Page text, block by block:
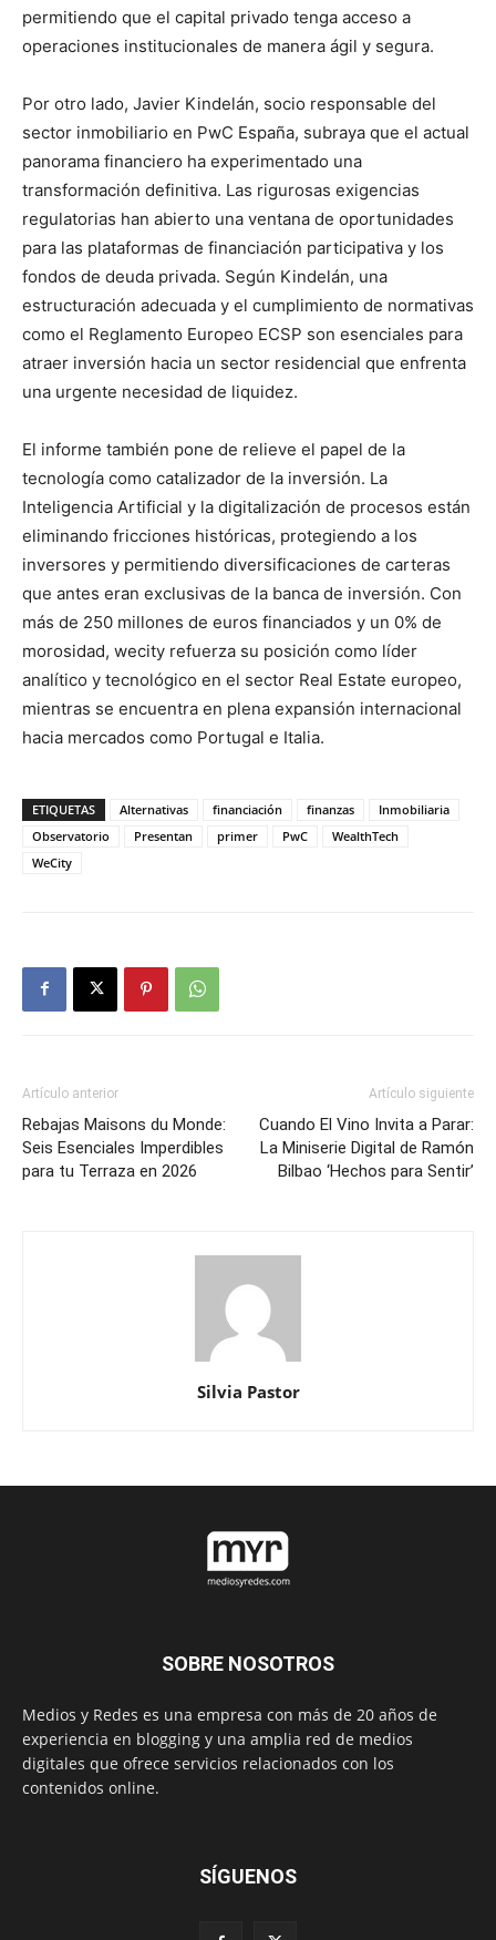
permitiendo que el capital privado tenga acceso a
operaciones institucionales de manera ágil y segura.
Por otro lado, Javier Kindelán, socio responsable del
sector inmobiliario en PwC España, subraya que el actual
panorama financiero ha experimentado una
transformación definitiva. Las rigurosas exigencias
regulatorias han abierto una ventana de oportunidades
para las plataformas de financiación participativa y los
fondos de deuda privada. Según Kindelán, una
estructuración adecuada y el cumplimiento de normativas
como el Reglamento Europeo ECSP son esenciales para
atraer inversión hacia un sector residencial que enfrenta
una urgente necesidad de liquidez.
El informe también pone de relieve el papel de la
tecnología como catalizador de la inversión. La
Inteligencia Artificial y la digitalización de procesos están
eliminando fricciones históricas, protegiendo a los
inversores y permitiendo diversificaciones de carteras
que antes eran exclusivas de la banca de inversión. Con
más de 250 millones de euros financiados y un 0% de
morosidad, wecity refuerza su posición como líder
analítico y tecnológico en el sector Real Estate europeo,
mientras se encuentra en plena expansión internacional
hacia mercados como Portugal e Italia.
ETIQUETAS Alternativas financiación finanzas
Inmobiliaria
Observatorio
Presentan primer PwC
WealthTech
WeCity
Artículo anterior
Rebajas Maisons du Monde:
Seis Esenciales Imperdibles
para tu Terraza en 2026
Artículo siguiente
Cuando El Vino Invita a Parar:
La Miniserie Digital de Ramón
Bilbao ‘Hechos para Sentir’
Silvia Pastor
SOBRE NOSOTROS
Medios y Redes es una empresa con más de 20 años de
experiencia en blogging y una amplia red de medios
digitales que ofrece servicios relacionados con los
contenidos online.
SÍGUENOS